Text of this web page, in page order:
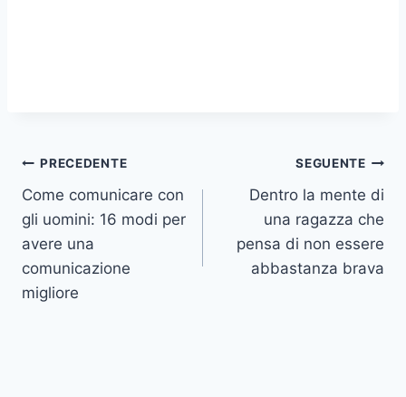
Navigazione
articoli
PRECEDENTE
Come comunicare con
gli uomini: 16 modi per
avere una
comunicazione
migliore
SEGUENTE
Dentro la mente di
una ragazza che
pensa di non essere
abbastanza brava